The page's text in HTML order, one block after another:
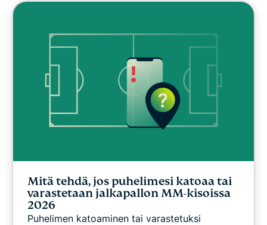
Mitä tehdä, jos puhelimesi katoaa tai
varastetaan jalkapallon MM-kisoissa
2026
Puhelimen katoaminen tai varastetuksi